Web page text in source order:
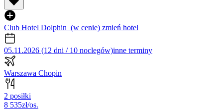
Club Hotel Dolphin (w cenie) zmień hotel
05.11.2026 (12 dni / 10 noclegów)inne terminy
Warszawa Chopin
2 posiłki
8 535zł/os.